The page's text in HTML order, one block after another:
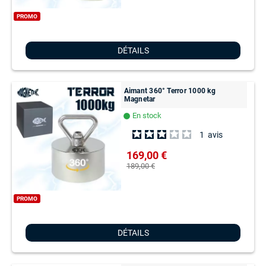
PROMO
DÉTAILS
PROMO
Aimant 360° Terror 1000 kg
Magnetar
lens En stock
1 avis
169,00 €
189,00 €
DÉTAILS